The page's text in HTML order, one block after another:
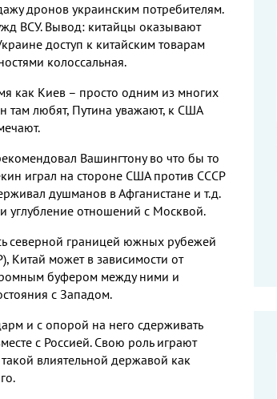
дронов украинским потребителям.
ВСУ. Вывод: китайцы оказывают
доступ к китайским товарам
колоссальная.
как Киев – просто одним из многих
там любят, Путина уважают, к США
Вашингтону во что бы то
играл на стороне США против СССР
душманов в Афганистане и т.д.
углубление отношений с Москвой.
северной границей южных рубежей
Китай может в зависимости от
буфером между ними и
с Западом.
и с опорой на него сдерживать
с Россией. Свою роль играют
влиятельной державой как